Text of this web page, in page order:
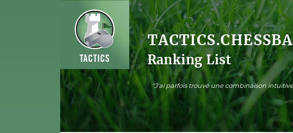
Ranking List
"J'ai parfois trouvé une combinaison